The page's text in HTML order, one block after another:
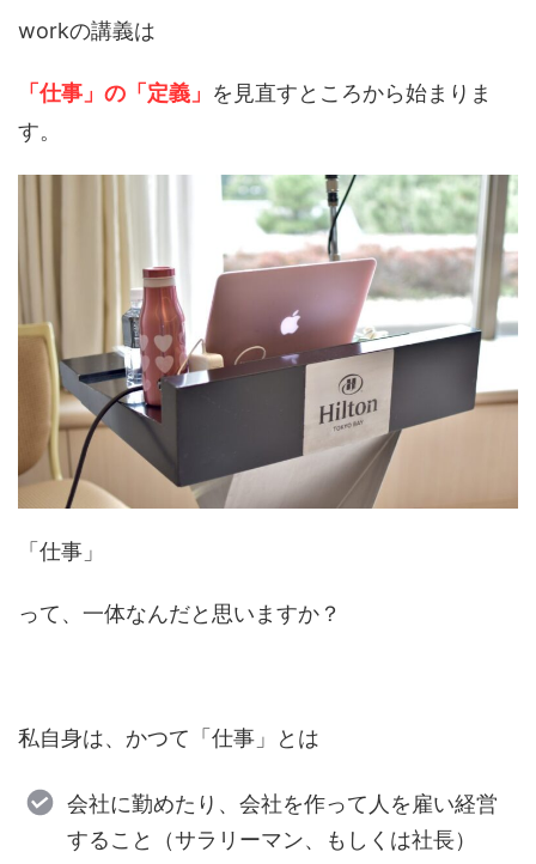
workの講義は
「仕事」の「定義」 を見直すところから始まりま
す。
「仕事」
って、一体なんだと思いますか？
私自身は、かつて「仕事」とは
会社に勤めたり、会社を作って人を雇い経営
すること（サラリーマン、もしくは社長）